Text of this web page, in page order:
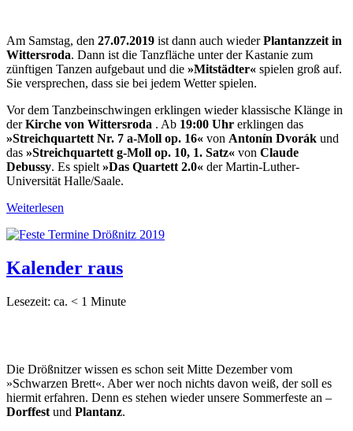
Am Samstag, den 27.07.2019 ist dann auch wiederPlantanzzeit in
Wittersroda. Dann ist die Tanzfläche unter der Kastanie zum
zünftigen Tanzen aufgebaut und die »Mitstädter« spielen groß auf.
Sie versprechen, dass sie bei jedem Wetter spielen.
Vor dem Tanzbeinschwingen erklingen wieder klassische Klänge in
derKirche von Wittersroda . Ab 19:00 Uhr erklingen das
»Streichquartett Nr. 7 a-Moll op. 16« von Antonín Dvorák und
das »Streichquartett g-Moll op. 10, 1. Satz« von Claude
Debussy. Es spielt »Das Quartett 2.0« der Martin-Luther-
Universität Halle/Saale.
Weiterlesen
Kalender raus
Lesezeit: ca. < 1 Minute
Die Drößnitzer wissen es schon seit Mitte Dezember vom
»Schwarzen Brett«. Aber wer noch nichts davon weiß, der soll es
hiermit erfahren. Denn es stehen wieder unsere Sommerfeste an –
Dorffest und Plantanz.